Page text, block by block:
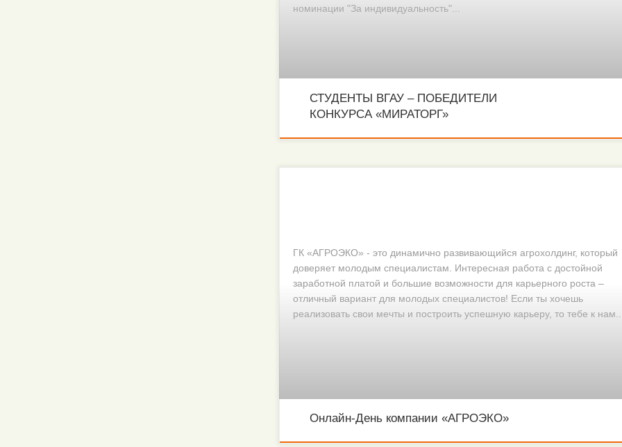
номинации "За индивидуальность"...
СТУДЕНТЫ ВГАУ – ПОБЕДИТЕЛИ
КОНКУРСА «МИРАТОРГ»
ГК «АГРОЭКО» - это динамично развивающийся агрохолдинг, который
доверяет молодым специалистам. Интересная работа с достойной
заработной платой и большие возможности для карьерного роста –
отличный вариант для молодых специалистов! Если ты хочешь
реализовать свои мечты и построить успешную карьеру, то тебе к
Онлайн-День компании «АГРОЭКО»